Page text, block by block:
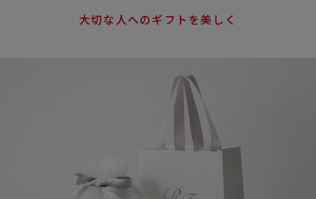
大切な人へのギフトを美しく